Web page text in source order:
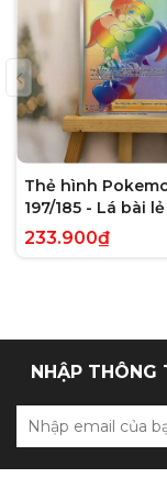
Thẻ hình
197/185 - Lá bài
Voltage Hyper
Anh chính hãng
233.900₫
NHẬP THÔNG